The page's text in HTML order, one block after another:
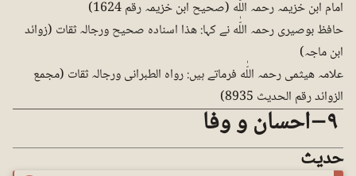
امام ابن خزیمہ رحمہ اللّٰه (صحیح ابن خزیمہ رقم 1624)
حافظ بوصیری رحمہ اللّٰه نے کہا: ھذا اسنادہ صحیح ورجالہ ثقات (زوائد
ابن ماجہ)
علامہ ھیثمی رحمہ اللّٰه فرماتے ہیں: رواہ الطبرانی ورجالہ ثقات (مجمع
الزوائد رقم الحدیث 8935)
٩ – احسان و وفا
حدیث